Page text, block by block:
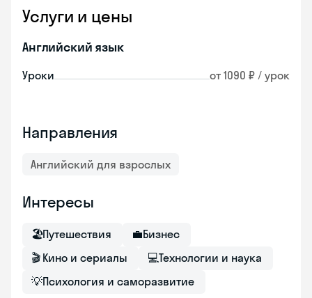
Услуги и цены
Английский язык
Уроки от 1090 ₽ / урок
Направления
Английский для взрослых
Интересы
🏖Путешествия 💼Бизнес
🎬 Кино и сериалы 💻Технологии и наука
💡Психология и саморазвитие